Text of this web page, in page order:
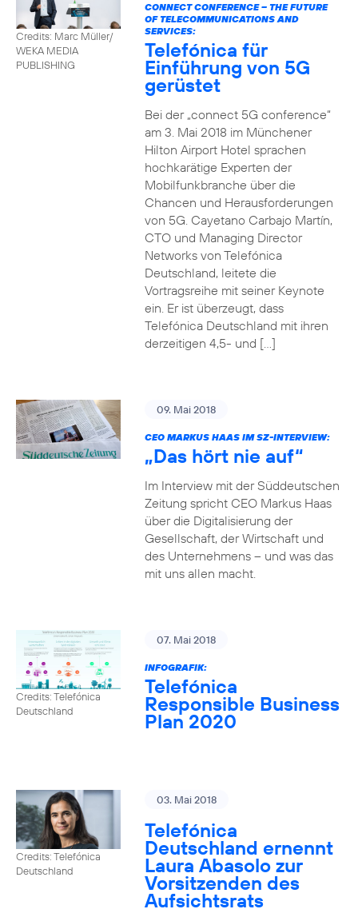
Credits: Marc Müller/
WEKA MEDIA
PUBLISHING
CONNECT CONFERENCE – THE FUTURE
OF TELECOMMUNICATIONS AND
SERVICES:
Telefónica für
Einführung von 5G
gerüstet
Bei der „connect 5G conference“
am 3. Mai 2018 im Münchener
Hilton Airport Hotel sprachen
hochkarätige Experten der
Mobilfunkbranche über die
Chancen und Herausforderungen
von 5G. Cayetano Carbajo Martín,
CTO und Managing Director
Networks von Telefónica
Deutschland, leitete die
Vortragsreihe mit seiner Keynote
ein. Er ist überzeugt, dass
Telefónica Deutschland mit ihren
derzeitigen 4,5- und […]
09. Mai 2018
CEO MARKUS HAAS IM SZ-INTERVIEW:
„Das hört nie auf“
Im Interview mit der Süddeutschen
Zeitung spricht CEO Markus Haas
über die Digitalisierung der
Gesellschaft, der Wirtschaft und
des Unternehmens – und was das
mit uns allen macht.
Credits: Telefónica
Deutschland
07. Mai 2018
INFOGRAFIK:
Telefónica
Responsible Business
Plan 2020
Credits: Telefónica
Deutschland
03. Mai 2018
Telefónica
Deutschland ernennt
Laura Abasolo zur
Vorsitzenden des
Aufsichtsrats